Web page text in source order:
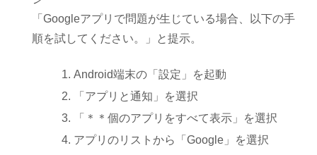
「Googleアプリで問題が生じている場合、以下の手
順を試してください。」と提示。
Android端末の「設定」を起動
「アプリと通知」を選択
「＊＊個のアプリをすべて表示」を選択
アプリのリストから「Google」を選択